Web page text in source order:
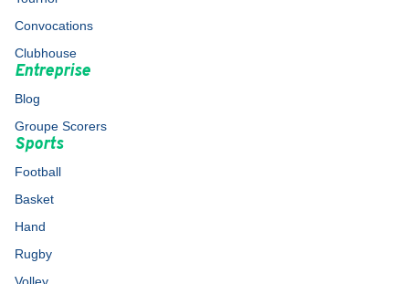
Convocations
Clubhouse
Entreprise
Blog
Groupe Scorers
Sports
Football
Basket
Hand
Rugby